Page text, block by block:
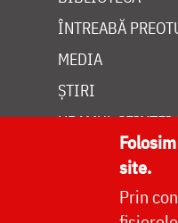
ÎNTREABĂ
MEDIA
ȘTIRI
HRAMUL SFINTEI
site.
Prin